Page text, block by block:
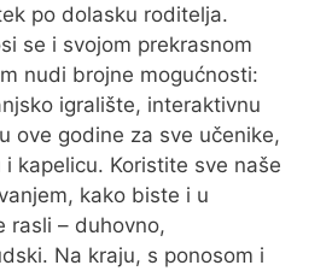
po dolasku roditelja.
se i svojom prekrasnom
nudi brojne mogućnosti:
igralište, interaktivnu
ove godine za sve učenike,
kapelicu. Koristite sve naše
kako biste i u
rasli – duhovno,
Na kraju, s ponosom i